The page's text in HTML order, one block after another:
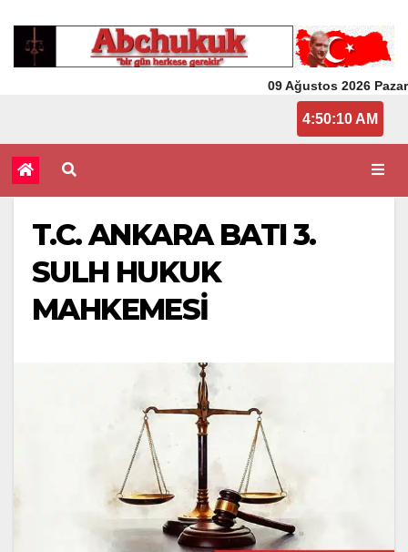
09 Ağustos 2026 Pazar
4:50:10 AM
T.C. ANKARA BATI 3.
SULH HUKUK
MAHKEMESİ